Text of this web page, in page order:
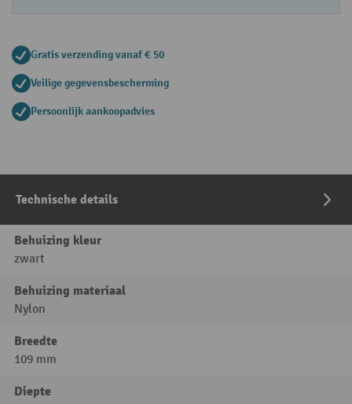
Gratis verzending vanaf € 50
Veilige gegevensbescherming
Persoonlijk aankoopadvies
Technische details
Behuizing kleur
zwart
Behuizing materiaal
Nylon
Breedte
109 mm
Diepte